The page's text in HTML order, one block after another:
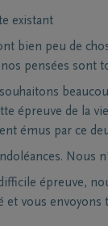
existant
bien peu de
pensées sont
épreuve de la
émus par ce
Nous
épreuve,
et vous envoyons